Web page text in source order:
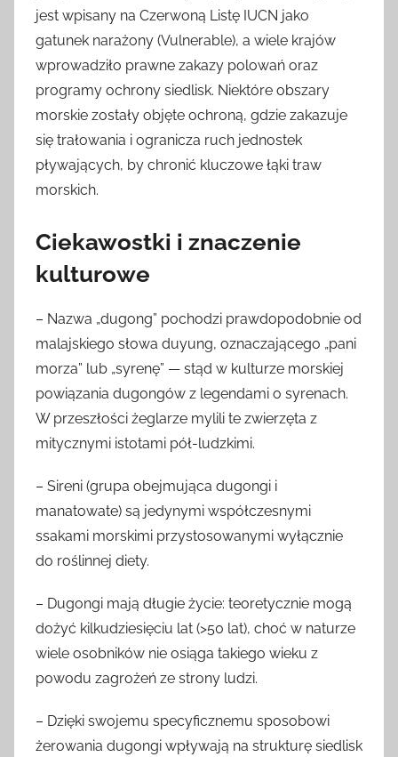
jest wpisany na Czerwoną Listę IUCN jako
gatunek narażony (Vulnerable), a wiele krajów
wprowadziło prawne zakazy polowań oraz
programy ochrony siedlisk. Niektóre obszary
morskie zostały objęte ochroną, gdzie zakazuje
się trałowania i ogranicza ruch jednostek
pływających, by chronić kluczowe łąki traw
morskich.
Ciekawostki i znaczenie
kulturowe
– Nazwa „dugong” pochodzi prawdopodobnie od
malajskiego słowa duyung, oznaczającego „pani
morza” lub „syrenę” — stąd w kulturze morskiej
powiązania dugongów z legendami o syrenach.
W przeszłości żeglarze mylili te zwierzęta z
mitycznymi istotami pół-ludzkimi.
– Sireni (grupa obejmująca dugongi i
manatowate) są jedynymi współczesnymi
ssakami morskimi przystosowanymi wyłącznie
do roślinnej diety.
– Dugongi mają długie życie: teoretycznie mogą
dożyć kilkudziesięciu lat (>50 lat), choć w naturze
wiele osobników nie osiąga takiego wieku z
powodu zagrożeń ze strony ludzi.
– Dzięki swojemu specyficznemu sposobowi
żerowania dugongi wpływają na strukturę siedlisk